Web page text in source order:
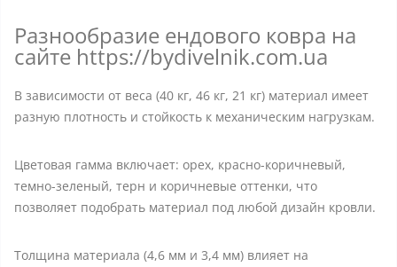
Разнообразие ендового ковра на
сайте https://bydivelnik.com.ua
В зависимости от веса (40 кг, 46 кг, 21 кг) материал имеет
разную плотность и стойкость к механическим нагрузкам.
Цветовая гамма включает: орех, красно-коричневый,
темно-зеленый, терн и коричневые оттенки, что
позволяет подобрать материал под любой дизайн кровли.
Толщина материала (4,6 мм и 3,4 мм) влияет на